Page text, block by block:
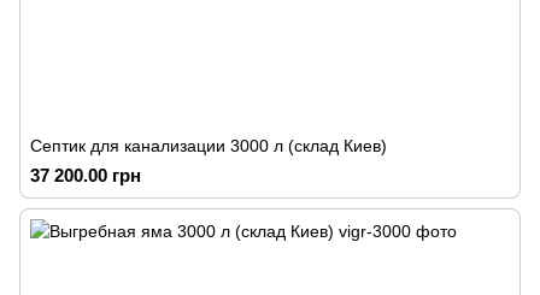
Септик для канализации 3000 л (склад Киев)
37 200.00 грн